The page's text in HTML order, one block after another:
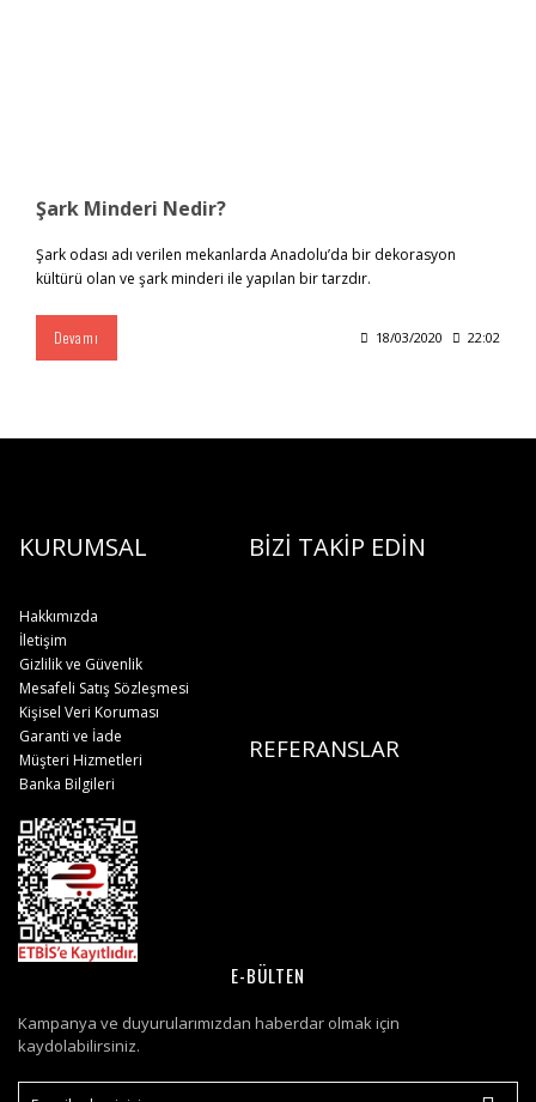
Şark Minderi Nedir?
Şark odası adı verilen mekanlarda Anadolu’da bir dekorasyon
kültürü olan ve şark minderi ile yapılan bir tarzdır.
Devamı 18/03/2020 22:02
KURUMSAL BİZİ TAKİP EDİN
Hakkımızda
İletişim
Gizlilik ve Güvenlik
Mesafeli Satış Sözleşmesi
Kişisel Veri Koruması
REFERANSLAR
Garanti ve İade
Müşteri Hizmetleri
Banka Bilgileri
E-BÜLTEN
Kampanya ve duyurularımızdan haberdar olmak için
kaydolabilirsiniz.